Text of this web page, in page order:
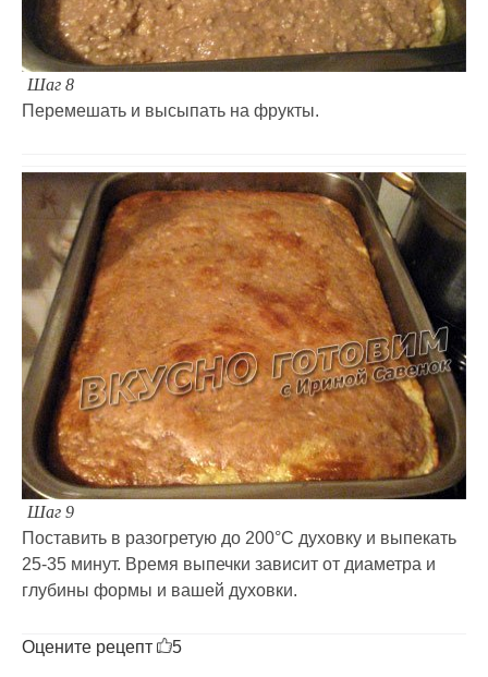
Шаг 8
Перемешать и высыпать на фрукты.
Шаг 9
Поставить в разогретую до 200°C духовку и выпекать
25-35 минут. Время выпечки зависит от диаметра и
глубины формы и вашей духовки.
Оцените рецепт 5